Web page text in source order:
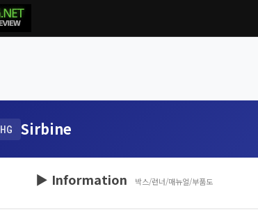
HG Sirbine
▶ Information 박스/런너/매뉴얼/부품도